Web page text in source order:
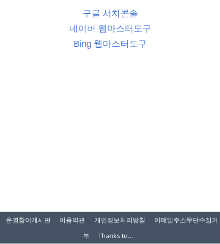
구글 서치콘솔
네이버 웹마스터도구
Bing 웹마스터도구
운영참여게시판 이용약관 개인정보처리방침
이메일주소무단수집거
부
Thanks to…